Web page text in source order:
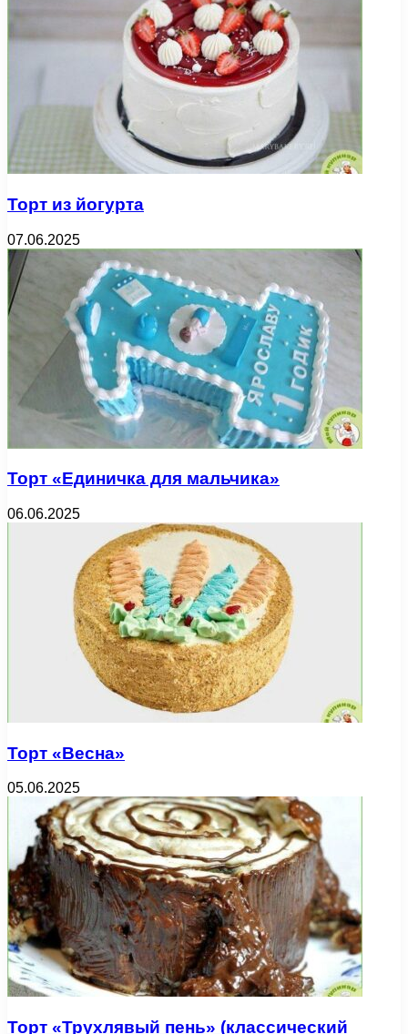
Торт из йогурта
07.06.2025
Торт «Единичка для мальчика»
06.06.2025
Торт «Весна»
05.06.2025
Торт «Трухлявый пень» (классический